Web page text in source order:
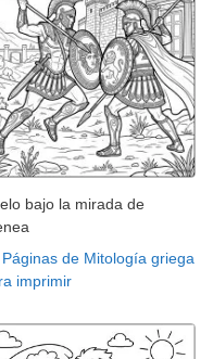
bajo la mirada de
Páginas de Mitología griega
imprimir